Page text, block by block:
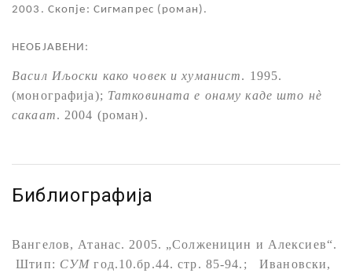
2003. Скопје: Сигмапрес (роман).
НЕОБЈАВЕНИ:
Васил Иљоски како човек и хуманист. 1995.
(монографија); Татковината е онаму каде што нè
сакаат. 2004 (роман).
Библиографија
Вангелов, Атанас. 2005. „Солженицин и Алексиев“.
Штип: СУМ год.10.бр.44. стр. 85-94.; Ивановски,